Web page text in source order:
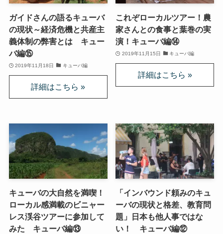
ロシアの巨人トルストイ
ロシアの大作家チェーホフの名作たち
愛すべき遍歴の騎士ドン・キホーテ
フランス文学と歴史・文化
『レ・ミゼラブル』をもっと楽しむために
ブログ筆者イチオシの作家エミール・ゾラ
ガイドさんの語るキューバ
の現状～経済危機と共産主
義体制の弊害とは キュー
バ編⑮
2019年11月18日 キューバ編
これぞローカルツアー！農
家さんとの食事と葉巻の実
演！キューバ編⑭
2019年11月15日 キューバ編
キューバの大自然を満喫！
ローカル感満載のビニャー
レス渓谷ツアーに参加して
みた キューバ編⑬
「インバウンド頼みのキュ
ーバの現状と格差、教育問
題」日本も他人事ではな
い！ キューバ編⑫